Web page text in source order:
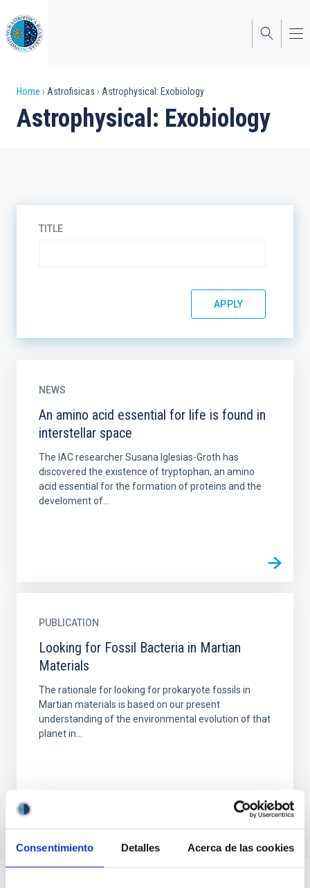
Consentimiento Detalles Acerca de las cookies
to
main
content
Breadcrumb
Home Astrofisicas Astrophysical: Exobiology
Astrophysical: Exobiology
TITLE
NEWS
An amino acid essential for life is found in
interstellar space
The IAC researcher Susana Iglesias-Groth has
discovered the existence of tryptophan, an amino
acid essential for the formation of proteins and the
develoment of...
PUBLICATION
Looking for Fossil Bacteria in Martian
Materials
The rationale for looking for prokaryote fossils in
Martian materials is based on our present
understanding of the environmental evolution of that
planet in...